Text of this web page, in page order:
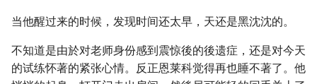
当他醒过来的时候，发现时间还太早，天还是黑沈沈的。
不知道是由於对老师身份感到震惊後的後遗症，还是对今天
的试练怀著的紧张心情。反正恩莱科觉得再也睡不著了。他